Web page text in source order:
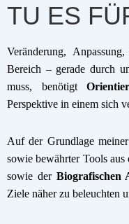
TU ES
Veränderung,
Bereich – gerade durch
muss, benötigt
Perspektive in einem sich
Auf der Grundlage
sowie bewährter Tools
sowie der Biografischen
Ziele näher zu beleuchten